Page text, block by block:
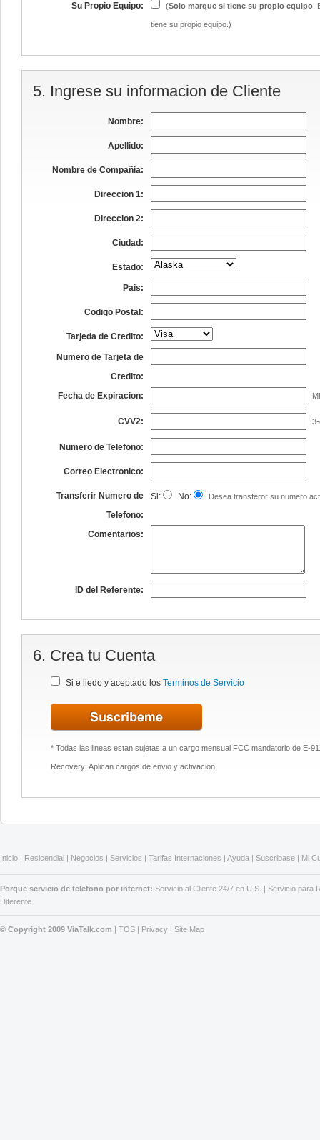
Su Propio Equipo: (Solo marque si tiene su propio equipo
tiene su propio equipo.)
5. Ingrese su informacion de Cliente
Nombre:
Apellido:
Nombre de Compañia:
Direccion 1:
Direccion 2:
Ciudad:
Estado:
Pais:
Codigo Postal:
Tarjeda de Credito:
Numero de Tarjeta de
Credito:
Fecha de Expiracion:
CVV2:
Numero de Telefono:
Correo Electronico:
Transferir Numero de
Telefono:
Si: No: Desea transferor su numero
Comentarios:
ID del Referente:
6. Crea tu Cuenta
Si e liedo y aceptado los Terminos de Servicio
* Todas las lineas estan sujetas a un cargo mensual FCC mandatorio de E-
Recovery. Aplican cargos de envio y activacion.
Inicio | Resicendial | Negocios | Servicios | Tarifas Internaciones | Ayuda | Suscribase | Mi
Porque servicio de telefono por internet: Servicio al Cliente 24/7 en U.S. | Servicio para
Diferente
© Copyright 2009 ViaTalk.com | TOS | Privacy | Site Map